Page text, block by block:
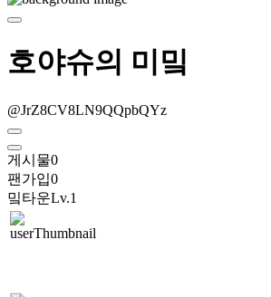
호야슈의 미밐
@JrZ8CV8LN9QQpbQYz
게시물0
팬가입0
밐타운Lv.1